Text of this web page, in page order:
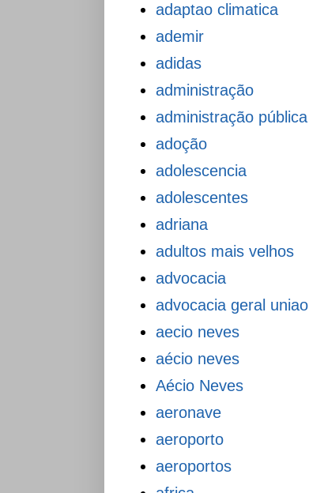
adaptao climatica
ademir
adidas
administração
administração pública
adoção
adolescencia
adolescentes
adriana
adultos mais velhos
advocacia
advocacia geral uniao
aecio neves
aécio neves
Aécio Neves
aeronave
aeroporto
aeroportos